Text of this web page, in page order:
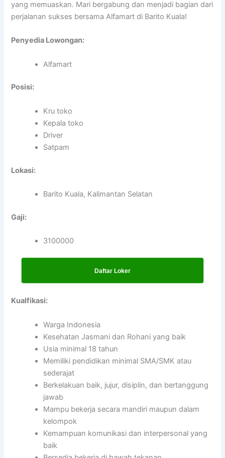
yang memuaskan. Mari bergabung dan menjadi bagian dari
perjalanan sukses bersama Alfamart di Barito Kuala!
Penyedia Lowongan:
Alfamart
Posisi:
Kru toko
Kepala toko
Driver
Satpam
Lokasi:
Barito Kuala, Kalimantan Selatan
Gaji:
3100000
Daftar Loker
Kualfikasi:
Warga Indonesia
Kesehatan Jasmani dan Rohani yang baik
Usia minimal 18 tahun
Memiliki pendidikan minimal SMA/SMK atau
sederajat
Berkelakuan baik, jujur, disiplin, dan bertanggung
jawab
Mampu bekerja secara mandiri maupun dalam
kelompok
Kemampuan komunikasi dan interpersonal yang
baik